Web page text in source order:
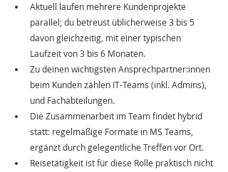
Aktuell laufen mehrere Kundenprojekte
parallel; du betreust üblicherweise 3 bis 5
davon gleichzeitig, mit einer typischen
Laufzeit von 3 bis 6 Monaten.
Zu deinen wichtigsten Ansprechpartner:innen
beim Kunden zählen IT-Teams (inkl. Admins),
und Fachabteilungen.
Die Zusammenarbeit im Team findet hybrid
statt: regelmäßige Formate in MS Teams,
ergänzt durch gelegentliche Treffen vor Ort.
Reisetätigkeit ist für diese Rolle praktisch nicht